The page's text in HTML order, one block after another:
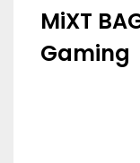
MiXT
Gaming